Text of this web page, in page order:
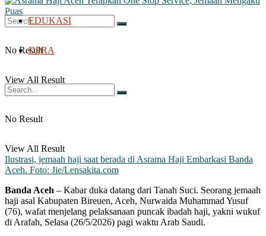
No Result
View All Result
EDUKASI
DPRA
No Result
View All Result
Ilustrasi, jemaah haji saat berada di Asrama Haji Embarkasi Banda
Aceh. Foto: Jie/Lensakita.com
Banda Aceh – Kabar duka datang dari Tanah Suci. Seorang jemaah
haji asal Kabupaten Bireuen, Aceh, Nurwaida Muhammad Yusuf
(76), wafat menjelang pelaksanaan puncak ibadah haji, yakni wukuf
di Arafah, Selasa (26/5/2026) pagi waktu Arab Saudi.